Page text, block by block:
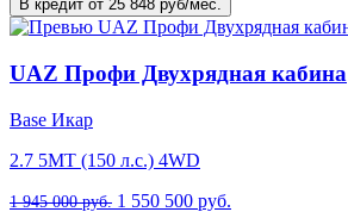
В кредит от 25 848 руб/мес.
UAZ Профи Двухрядная кабина
Base Икар
2.7 5MT (150 л.с.) 4WD
1 945 000 руб. 1 550 500 руб.